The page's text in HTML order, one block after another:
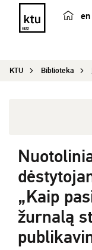
en
KTU Biblioteka
„Kaip
žurnalą